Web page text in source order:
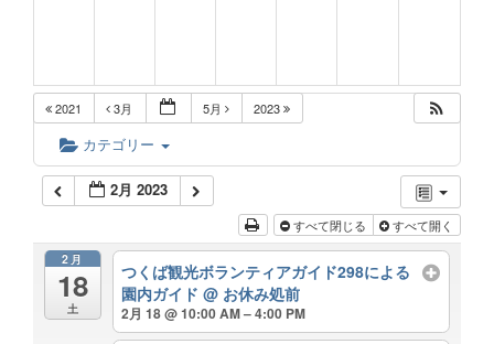
2021 3月 5月 2023
カテゴリー
2月 2023
すべて閉じる すべて開く
2月
18
土
つくば観光ボランティアガイド298による
園内ガイド@ お休み処前
2月 18 @ 10:00 AM – 4:00 PM